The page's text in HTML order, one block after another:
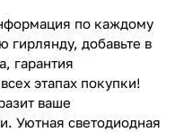
по каждому
гирлянду, добавьте в
гарантия
этапах покупки!
ваше
Уютная светодиодная